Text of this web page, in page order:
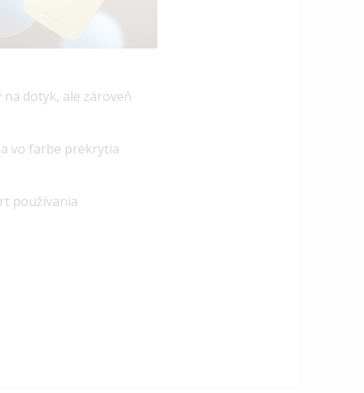
dotyk, ale zároveň
vo farbe prekrytia
používania